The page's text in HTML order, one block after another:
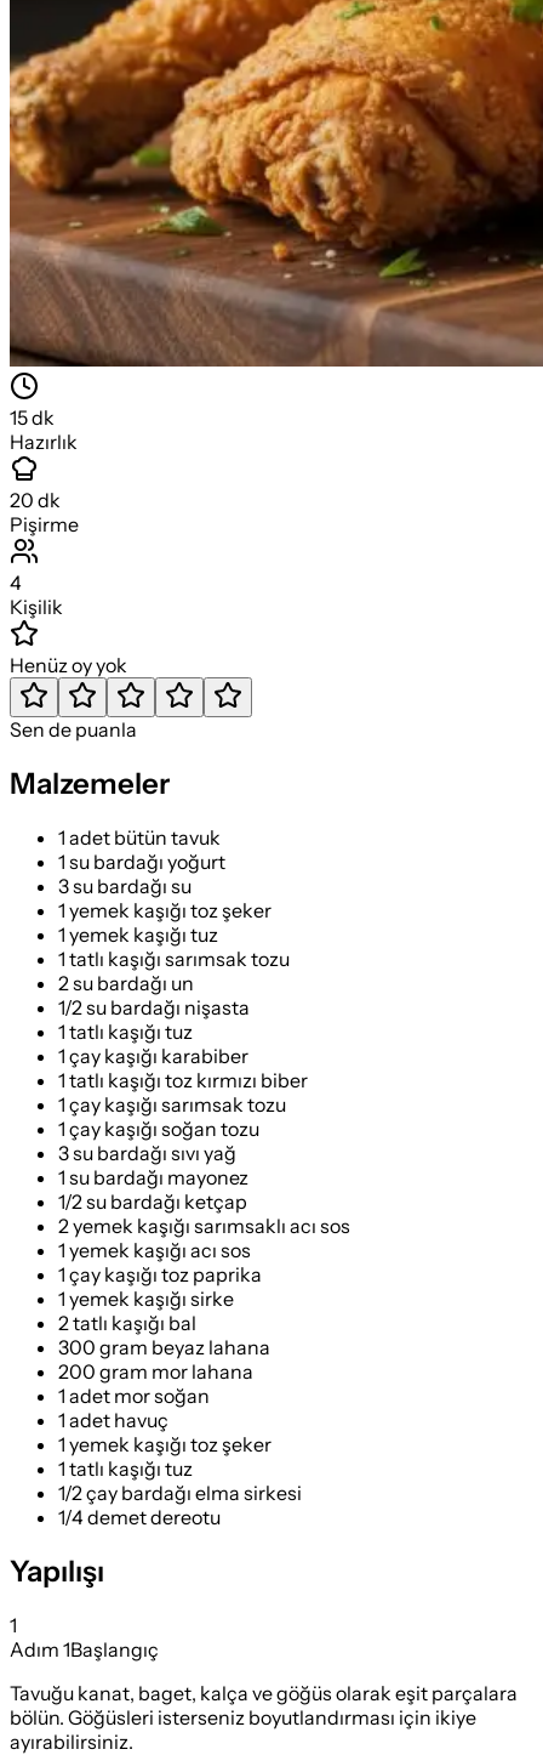
15dk
Hazırlık
20 dk
Pişirme
4
Kişilik
Henüz oy yok
Sen de puanla
Malzemeler
1 adet bütün tavuk
1 su bardağı yoğurt
3 su bardağı su
1 yemek kaşığı toz şeker
1 yemek kaşığı tuz
1 tatlı kaşığı sarımsak tozu
2 su bardağı un
1/2 su bardağı nişasta
1 tatlı kaşığı tuz
1 çay kaşığı karabiber
1 tatlı kaşığı toz kırmızı biber
1 çay kaşığı sarımsak tozu
1 çay kaşığı soğan tozu
3 su bardağı sıvı yağ
1 su bardağı mayonez
1/2 su bardağı ketçap
2 yemek kaşığı sarımsaklı acı sos
1 yemek kaşığı acı sos
1 çay kaşığı toz paprika
1 yemek kaşığı sirke
2 tatlı kaşığı bal
300 gram beyaz lahana
200 gram mor lahana
1 adet mor soğan
1 adet havuç
1 yemek kaşığı toz şeker
1 tatlı kaşığı tuz
1/2 çay bardağı elma sirkesi
1/4 demet dereotu
Yapılışı
1
Adım 1Başlangıç
Tavuğu kanat, baget, kalça ve göğüs olarak eşit parçalara
bölün. Göğüsleri isterseniz boyutlandırması için ikiye
ayırabilirsiniz.